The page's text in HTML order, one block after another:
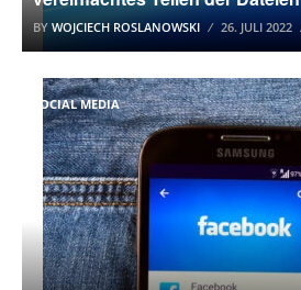
BY WOJCIECH ROSLANOWSKI 26. JULI 2022
SOCIAL MEDIA